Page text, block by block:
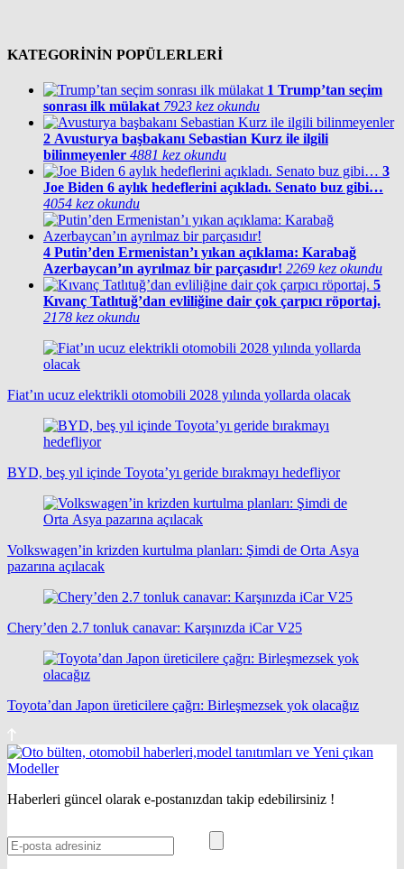
KATEGORİNİN POPÜLERLERİ
1 Trump’tan seçim
sonrası ilk mülakat 7923 kez okundu
2 Avusturya başbakanı Sebastian Kurz ile ilgili
bilinmeyenler 4881 kez okundu
3
Joe Biden 6 aylık hedeflerini açıkladı. Senato buz gibi…
4054 kez okundu
4 Putin’den Ermenistan’ı yıkan açıklama: Karabağ
Azerbaycan’ın ayrılmaz bir parçasıdır! 2269 kez okundu
5
Kıvanç Tatlıtuğ’dan evliliğine dair çok çarpıcı röportaj.
2178 kez okundu
Fiat’ın ucuz elektrikli otomobili 2028 yılında yollarda olacak
BYD, beş yıl içinde Toyota’yı geride bırakmayı hedefliyor
Volkswagen’in krizden kurtulma planları: Şimdi de Orta Asya
pazarına açılacak
Chery’den 2.7 tonluk canavar: Karşınızda iCar V25
Toyota’dan Japon üreticilere çağrı: Birleşmezsek yok olacağız
Haberleri güncel olarak e-postanızdan takip edebilirsiniz !